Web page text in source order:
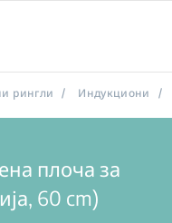
рингли / Индукциони /
плоча за
60 cm)